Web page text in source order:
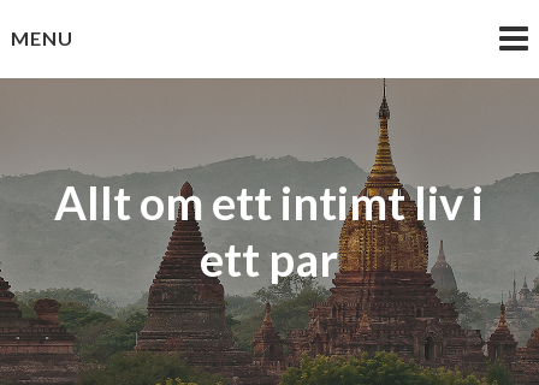
toMENU
Allt om ett intimt liv i
ett par